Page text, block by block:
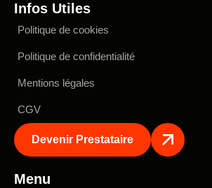
Infos Utiles
Politique de cookies
Politique de confidentialité
Mentions légales
CGV
Devenir Prestataire
Menu